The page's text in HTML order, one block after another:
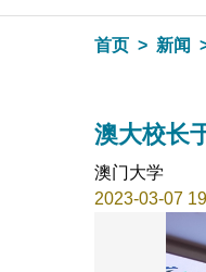
首页 新闻
澳大校长
澳门大学
2023-03-07